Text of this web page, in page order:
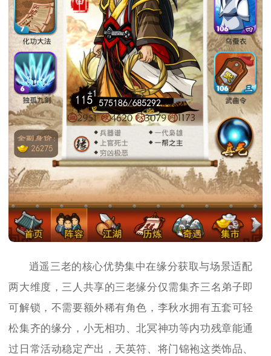
逍遥三老的核心优势集中在缘分获取与场景适配
两大维度，三人共享的三老缘分仅需集齐三名弟子即
可解锁，不需要额外稀有角色，李秋水拥有五套可轻
松集齐的缘分，小无相功、北冥神功等内功残章能通
过日常活动稳定产出，天英符、将门锦袍这类饰品、